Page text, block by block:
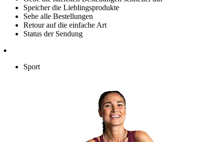
Speicher die Lieblingsprodukte
Sehe alle Bestellungen
Retour auf die einfache Art
Status der Sendung
Sport